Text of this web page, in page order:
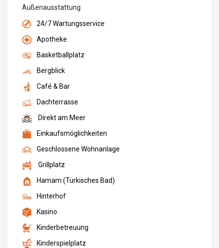
Außenausstattung
24/7 Wartungsservice
Apotheke
Basketballplatz
Bergblick
Café & Bar
Dachterrasse
Direkt am Meer
Einkaufsmöglichkeiten
Geschlossene Wohnanlage
Grillplatz
Hamam (Türkisches Bad)
Hinterhof
Kasino
Kinderbetreuung
Kinderspielplatz